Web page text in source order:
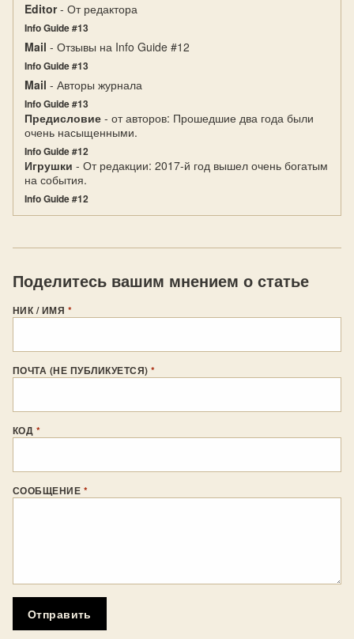
Editor- От редактора
Info Guide #13
Mail - Отзывы на Info Guide #12
Info Guide #13
Mail - Авторы журнала
Info Guide #13
Предисловие - от авторов: Прошедшие два года были
очень насыщенными.
Info Guide #12
Игрушки - От редакции: 2017-й год вышел очень богатым
на события.
Info Guide #12
Поделитесь вашим мнением о статье
НИК / ИМЯ *
ПОЧТА (НЕ ПУБЛИКУЕТСЯ)*
КОД *
СООБЩЕНИЕ *
Отправить